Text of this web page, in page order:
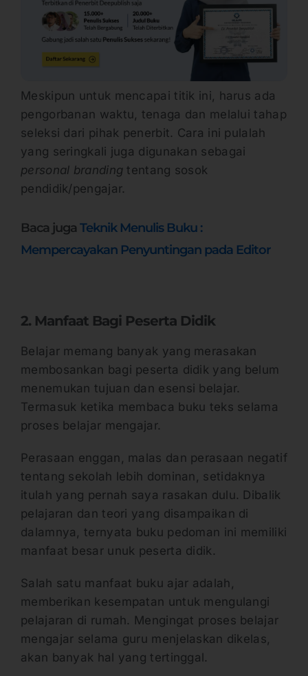
Meskipun untuk mencapai titik ini, harus ada
pengorbanan waktu, tenaga dan melalui tahap
seleksi dari pihak penerbit. Cara ini pulalah
yang seringkali juga digunakan sebagai
personal branding tentang sosok
pendidik/pengajar.
Baca juga Teknik Menulis Buku :
Mempercayakan Penyuntingan pada Editor
2. Manfaat Bagi Peserta Didik
Belajar memang banyak yang merasakan
membosankan bagi peserta didik yang belum
menemukan tujuan dan esensi belajar.
Termasuk ketika membaca buku teks selama
proses belajar mengajar.
Perasaan enggan, malas dan perasaan negatif
tentang sekolah lebih dominan, setidaknya
itulah yang pernah saya rasakan dulu. Dibalik
pelajaran dan teori yang disampaikan di
dalamnya, ternyata buku pedoman ini memiliki
manfaat besar unuk peserta didik.
Salah satu manfaat buku ajar adalah,
memberikan kesempatan untuk mengulangi
pelajaran di rumah. Mengingat proses belajar
mengajar selama guru menjelaskan dikelas,
akan banyak hal yang tertinggal.